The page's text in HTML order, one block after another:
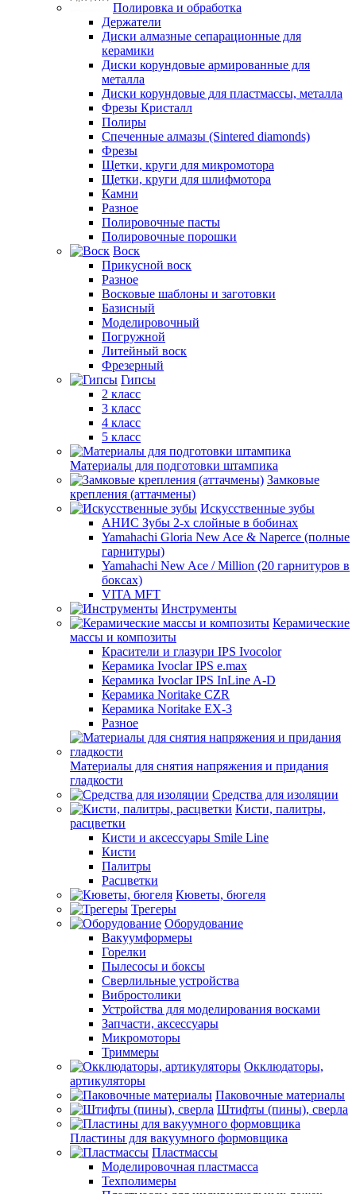
Полировка и обработка
Держатели
Диски алмазные сепарационные для
керамики
Диски корундовые армированные для
металла
Диски корундовые для пластмассы, металла
Фрезы Кристалл
Полиры
Спеченные алмазы (Sintered diamonds)
Фрезы
Щетки, круги для микромотора
Щетки, круги для шлифмотора
Камни
Разное
Полировочные пасты
Полировочные порошки
Воск
Прикусной воск
Разное
Восковые шаблоны и заготовки
Базисный
Моделировочный
Погружной
Литейный воск
Фрезерный
Гипсы
2 класс
3 класс
4 класс
5 класс
Материалы для подготовки штампика
Замковые
крепления (аттачмены)
Искусственные зубы
АНИС Зубы 2-х слойные в бобинах
Yamahachi Gloria New Ace & Naperce (полные
гарнитуры)
Yamahachi New Ace / Million (20 гарнитуров в
боксах)
VITA MFT
Инструменты
Керамические
массы и композиты
Красители и глазури IPS Ivocolor
Керамика Ivoclar IPS e.max
Керамика Ivoclar IPS InLine A-D
Керамика Noritake CZR
Керамика Noritake EX-3
Разное
Материалы для снятия напряжения и придания
гладкости
Средства для изоляции
Кисти, палитры,
расцветки
Кисти и аксессуары Smile Line
Кисти
Палитры
Расцветки
Кюветы, бюгеля
Трегеры
Оборудование
Вакуумформеры
Горелки
Пылесосы и боксы
Сверлильные устройства
Вибростолики
Устройства для моделирования восками
Запчасти, аксессуары
Микромоторы
Триммеры
Окклюдаторы,
артикуляторы
Паковочные материалы
Штифты (пины), сверла
Пластины для вакуумного формовщика
Пластмассы
Моделировочная пластмасса
Техполимеры